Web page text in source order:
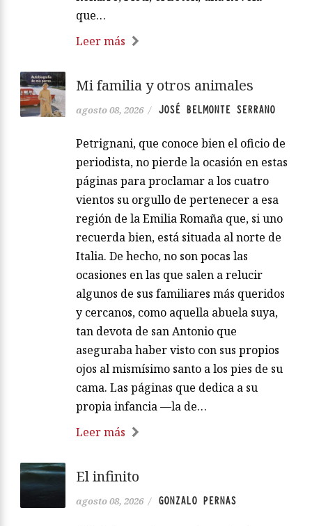
que…
Leer más
Mi familia y otros animales
agosto 08, 2026 / JOSÉ BELMONTE SERRANO
Petrignani, que conoce bien el oficio de
periodista, no pierde la ocasión en estas
páginas para proclamar a los cuatro
vientos su orgullo de pertenecer a esa
región de la Emilia Romaña que, si uno
recuerda bien, está situada al norte de
Italia. De hecho, no son pocas las
ocasiones en las que salen a relucir
algunos de sus familiares más queridos
y cercanos, como aquella abuela suya,
tan devota de san Antonio que
aseguraba haber visto con sus propios
ojos al mismísimo santo a los pies de su
cama. Las páginas que dedica a su
propia infancia —la de…
Leer más
El infinito
agosto 08, 2026 / GONZALO PERNAS